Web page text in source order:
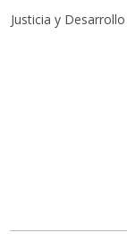
Justicia y Desarrollo